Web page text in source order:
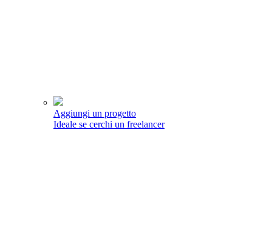
Aggiungi un progetto
Ideale se cerchi un freelancer